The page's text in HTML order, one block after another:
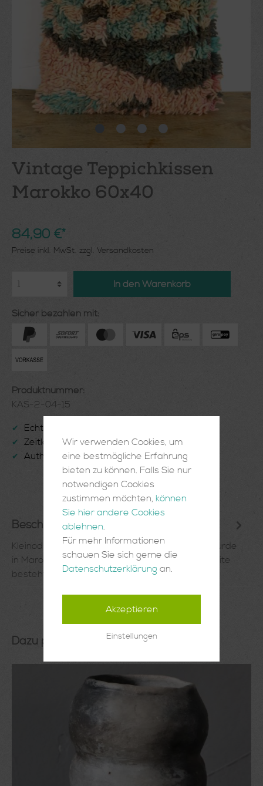
Vintage Teppichkissen
Marokko 60x40
84,90 €*
Preise inkl. MwSt. zzgl. Versandkosten
In den Warenkorb
Sicher bezahlen mit:
Produktnummer:
KAS-2-04-15
✔ Echte Handarbeit
✔ Zeitlose Einrichtungsgegenstände
✔ Authentisch und Einzigartig
Beschreibung
Kleinod aus Wolle! Das Vintage Teppichkissen wurde
in Marokko in Handarbeit gefertigt. Die Vorderseite
besteht aus Stücken e…Mehr
Dazu passt:
Wir verwenden Cookies, um
eine bestmögliche Erfahrung
bieten zu können. Falls Sie nur
notwendigen Cookies
zustimmen möchten, können
Sie hier andere Cookies
ablehnen.
Für mehr Informationen
schauen Sie sich gerne die
Datenschutzerklärung an.
Akzeptieren
Einstellungen